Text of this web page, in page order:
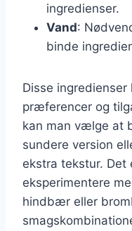
ingredienser.
Vand:
binde
Disse
præferencer og
kan man vælge at
sundere version
ekstra tekstur. Det
eksperimentere
hindbær eller